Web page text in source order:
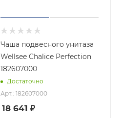
Чаша подвесного унитаза
Wellsee Chalice Perfection
182607000
Достаточно
Арт.: 182607000
18 641 ₽